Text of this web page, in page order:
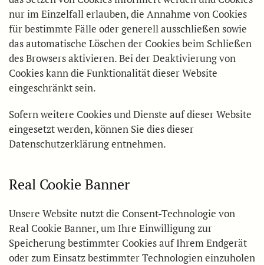
nur im Einzelfall erlauben, die Annahme von Cookies
für bestimmte Fälle oder generell ausschließen sowie
das automatische Löschen der Cookies beim Schließen
des Browsers aktivieren. Bei der Deaktivierung von
Cookies kann die Funktionalität dieser Website
eingeschränkt sein.
Sofern weitere Cookies und Dienste auf dieser Website
eingesetzt werden, können Sie dies dieser
Datenschutzerklärung entnehmen.
Real Cookie Banner
Unsere Website nutzt die Consent-Technologie von
Real Cookie Banner, um Ihre Einwilligung zur
Speicherung bestimmter Cookies auf Ihrem Endgerät
oder zum Einsatz bestimmter Technologien einzuholen